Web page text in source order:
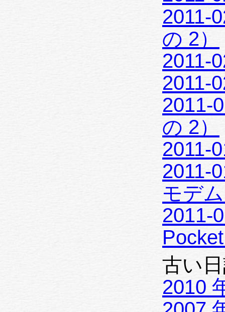
2011-
の 2）
2011-
2011-
2011-
の 2）
2011-
2011-
モデ
2011-
古い
2010